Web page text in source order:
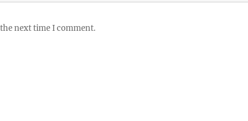
next time I comment.